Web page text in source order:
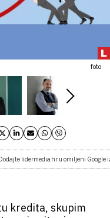
foto
Dodajte lidermedia.hr u omiljeni Google
kredita, skupim